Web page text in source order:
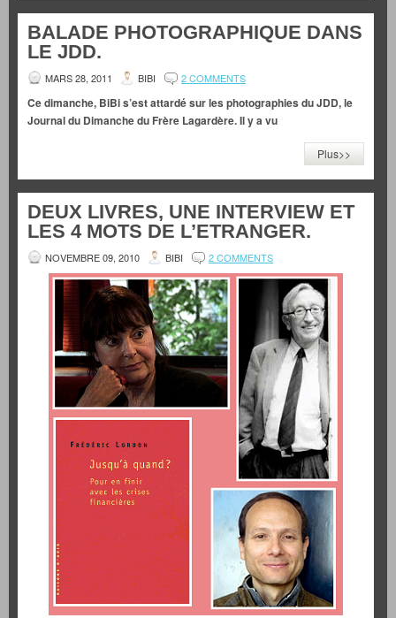
BALADE PHOTOGRAPHIQUE DANS
LE JDD.
MARS 28, 2011 BIBI 2 COMMENTS
Ce dimanche, BiBi s’est attardé sur les photographies du JDD, le
Journal du Dimanche du Frère Lagardère. Il y a vu
Plus>>
DEUX LIVRES, UNE INTERVIEW ET
LES 4 MOTS DE L’ETRANGER.
NOVEMBRE 09, 2010 BIBI 2 COMMENTS